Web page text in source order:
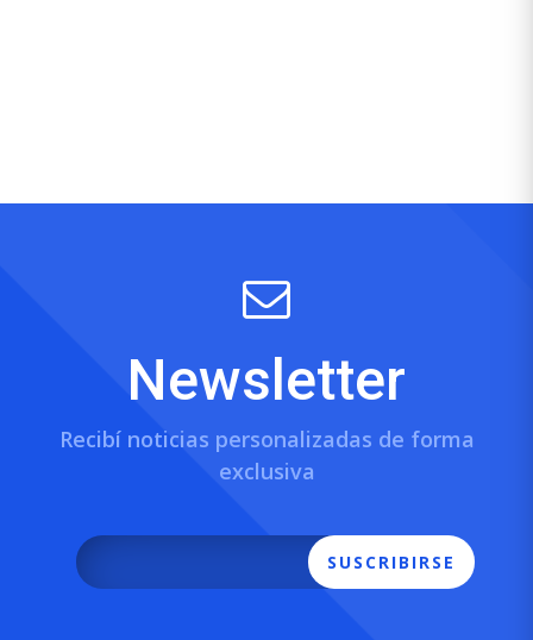
Newsletter
Recibí noticias personalizadas de forma
exclusiva
SUSCRIBIRSE